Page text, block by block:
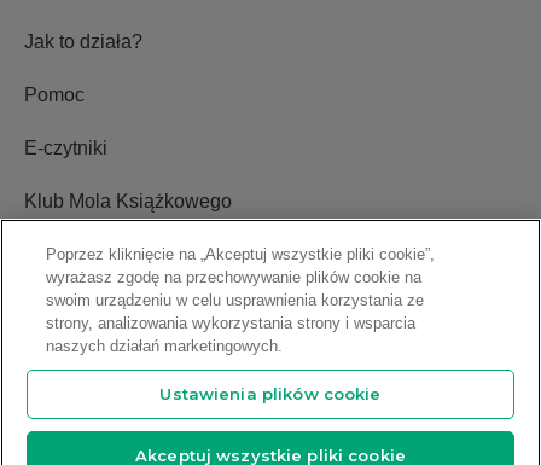
Jak to działa?
Pomoc
E-czytniki
Klub Mola Książkowego
Ustawienia plików cookie
Blog
Relacje inwestorskie
Copyright © 2009-2026 Legimi S.A. Wszelkie prawa zastrzeżone.
Poprzez kliknięcie na „Akceptuj wszystkie pliki cookie”,
wyrażasz zgodę na przechowywanie plików cookie na
swoim urządzeniu w celu usprawnienia korzystania ze
strony, analizowania wykorzystania strony i wsparcia
naszych działań marketingowych.
Ustawienia plików cookie
Akceptuj wszystkie pliki cookie